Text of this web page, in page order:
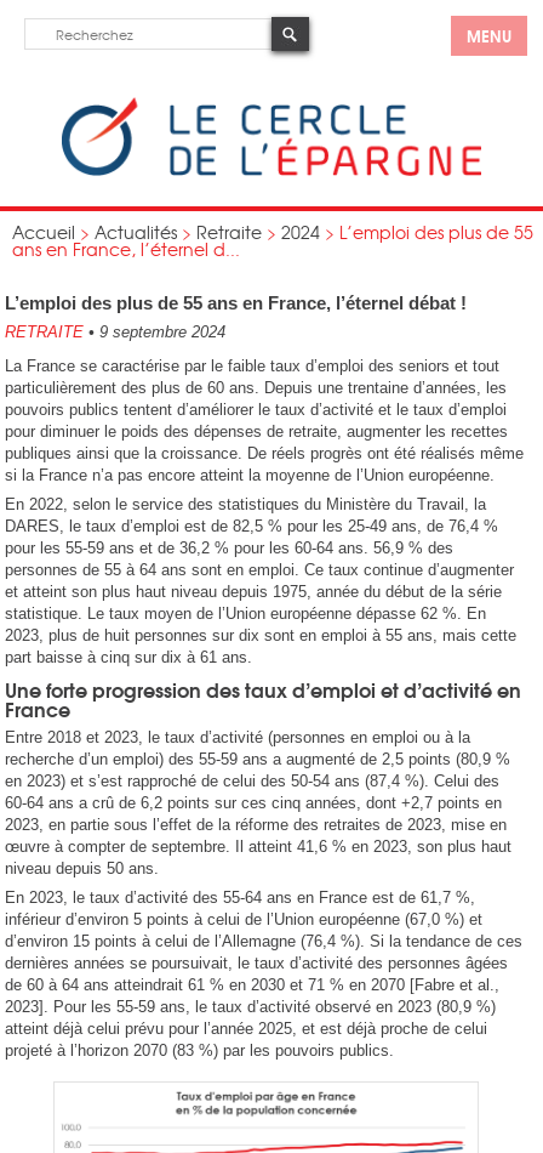
MENU
Accueil > Actualités > Retraite > 2024 > L’emploi des plus de 55
ans en France, l’éternel d...
L’emploi des plus de 55 ans en France, l’éternel débat !
RETRAITE • 9 septembre 2024
La France se caractérise par le faible taux d’emploi des seniors et tout
particulièrement des plus de 60 ans. Depuis une trentaine d’années, les
pouvoirs publics tentent d’améliorer le taux d’activité et le taux d’emploi
pour diminuer le poids des dépenses de retraite, augmenter les recettes
publiques ainsi que la croissance. De réels progrès ont été réalisés même
si la France n’a pas encore atteint la moyenne de l’Union européenne.
En 2022, selon le service des statistiques du Ministère du Travail, la
DARES, le taux d’emploi est de 82,5 % pour les 25-49 ans, de 76,4 %
pour les 55-59 ans et de 36,2 % pour les 60-64 ans. 56,9 % des
personnes de 55 à 64 ans sont en emploi. Ce taux continue d’augmenter
et atteint son plus haut niveau depuis 1975, année du début de la série
statistique. Le taux moyen de l’Union européenne dépasse 62 %. En
2023, plus de huit personnes sur dix sont en emploi à 55 ans, mais cette
part baisse à cinq sur dix à 61 ans.
Une forte progression des taux d’emploi et d’activité en
France
Entre 2018 et 2023, le taux d’activité (personnes en emploi ou à la
recherche d’un emploi) des 55‑59 ans a augmenté de 2,5 points (80,9 %
en 2023) et s’est rapproché de celui des 50‑54 ans (87,4 %). Celui des
60‑64 ans a crû de 6,2 points sur ces cinq années, dont +2,7 points en
2023, en partie sous l’effet de la réforme des retraites de 2023, mise en
œuvre à compter de septembre. Il atteint 41,6 % en 2023, son plus haut
niveau depuis 50 ans.
En 2023, le taux d’activité des 55‑64 ans en France est de 61,7 %,
inférieur d’environ 5 points à celui de l’Union européenne (67,0 %) et
d’environ 15 points à celui de l’Allemagne (76,4 %). Si la tendance de ces
dernières années se poursuivait, le taux d’activité des personnes âgées
de 60 à 64 ans atteindrait 61 % en 2030 et 71 % en 2070 [Fabre et al.,
2023]. Pour les 55‑59 ans, le taux d’activité observé en 2023 (80,9 %)
atteint déjà celui prévu pour l’année 2025, et est déjà proche de celui
projeté à l’horizon 2070 (83 %) par les pouvoirs publics.